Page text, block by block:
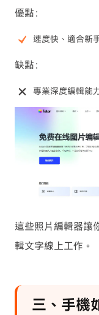
優點：
速度快、適合新
缺點：
專業深度編輯能
這些照片編輯器讓
輯文字線上工作。
三、手機